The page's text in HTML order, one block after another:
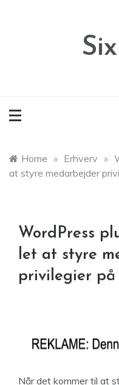
Home » Erhverv »
at styre medarbejder
WordPress
let at styre
privilegier på
Når det kommer til at